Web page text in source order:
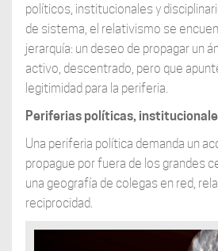
políticos, institucionales y
de sistema, el relativismo se
jerarquía: un deseo de propagar un
activo, descentrado, pero que
legitimidad para la periferia.
Periferias políticas,
Una periferia política demanda un
propague por fuera de los grandes
una geografía de colegas en red,
reciprocidad.